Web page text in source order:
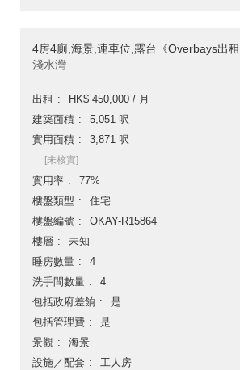
4房4廁,海景,連車位,露台《Overbays出租
淺水灣
出租
HK$ 450,000 / 月
建築面積
5,051 呎
實用面積
3,871 呎
[未核實]
實用率
77%
樓盤類型
住宅
樓盤編號
OKAY-R15864
樓層
未知
睡房數量
4
洗手間數量
4
包括政府差餉
是
包括管理費
是
景觀
海景
設施／配套
工人房